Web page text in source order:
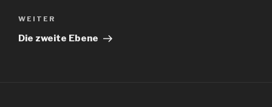
Nächster
Beitrag
WEITER
Die zweite Ebene